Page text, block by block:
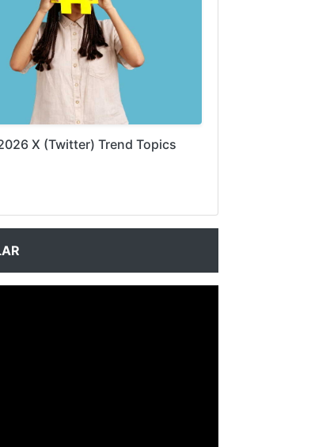
X (Twitter) Trend Topics